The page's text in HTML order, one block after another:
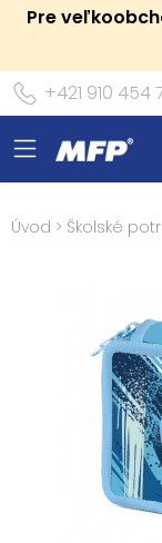
Pre
+421 910 454
Úvod > Školské